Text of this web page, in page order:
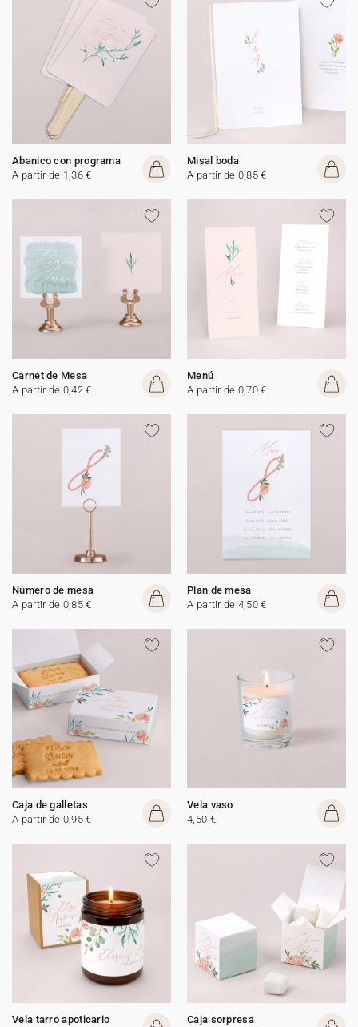
Abanico con programa
A partir de 1,36 €
Misal boda
A partir de 0,85 €
Carnet de Mesa
A partir de 0,42 €
Menú
A partir de 0,70 €
Número de mesa
A partir de 0,85 €
Plan de mesa
A partir de 4,50 €
Caja de galletas
A partir de 0,95 €
Vela vaso
4,50 €
Vela tarro apoticario
Caja sorpresa